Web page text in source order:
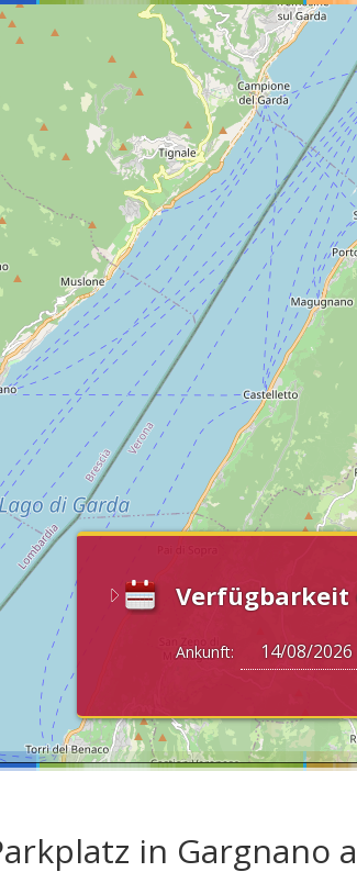
Verfügbarkeit
Ankunft:
in Gargnano